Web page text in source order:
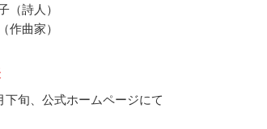
（詩人）
作曲家）
下旬、公式ホームページにて